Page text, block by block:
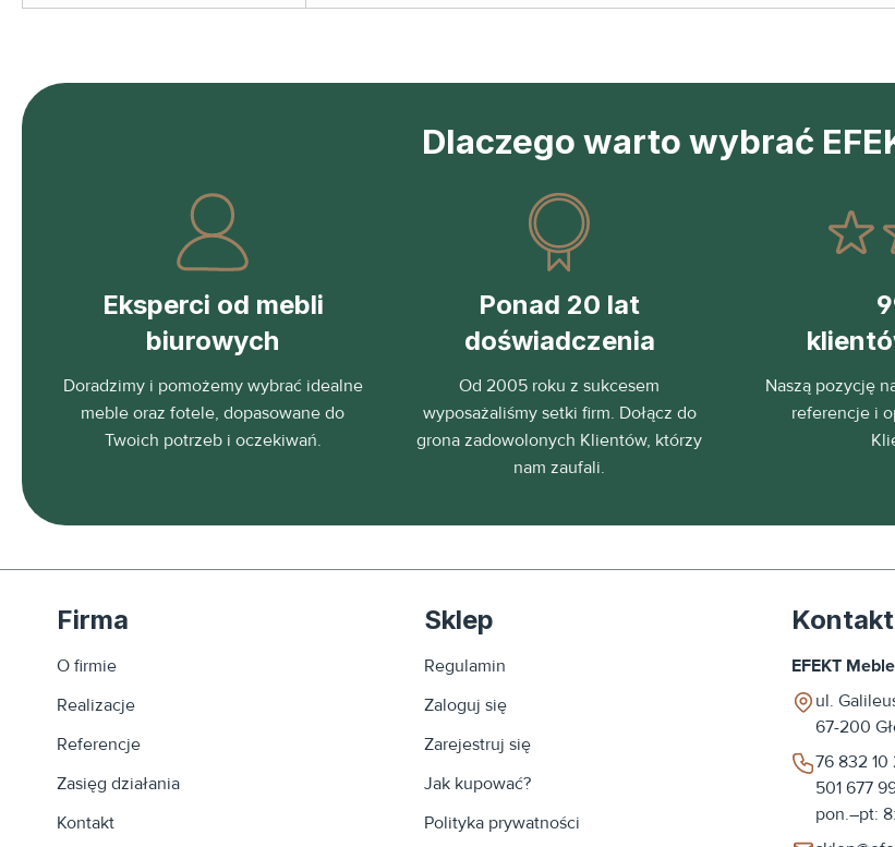
Dlaczego warto wybrać
Eksperci od mebli
biurowych
Doradzimy i pomożemy wybrać idealne
meble oraz fotele, dopasowane do
Twoich potrzeb i oczekiwań.
Ponad 20 lat
doświadczenia
Od 2005 roku z sukcesem
wyposażaliśmy setki firm. Dołącz do
grona zadowolonych Klientów, którzy
nam zaufali.
Naszą pozycję
referencje i
Firma
O firmie
Realizacje
Referencje
Zasięg działania
Kontakt
Sklep
Regulamin
Zaloguj się
Zarejestruj się
Jak kupować?
Polityka prywatności
Kontakt
EFEKT
ul.
67-200
76 832 10
501 677
pon.–pt: